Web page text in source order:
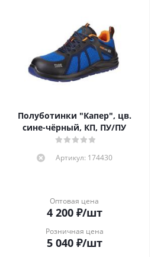
Полуботинки "Капер", цв.
сине-чёрный, КП, ПУ/ПУ
Артикул: 174430
Оптовая цена
4 200₽/шт
Розничная цена
5 040₽/шт